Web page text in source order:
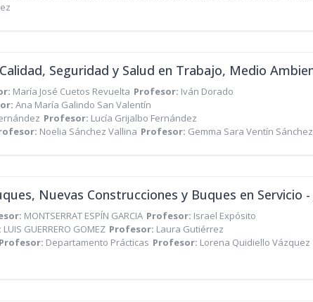
María José Cuetos Revuelta Profesor: Iván Dorado
Ana María Galindo San Valentín
Profesor: Lucía Grijalbo Fernández
Noelia Sánchez Vallina Profesor: Gemma Sara Ventín Sánchez
MONTSERRAT ESPÍN GARCIA Profesor: Israel Expósito
LUIS GUERRERO GOMEZ Profesor: Laura Gutiérrez
Profesor: Departamento Prácticas Profesor: Lorena Quidiello Vázquez